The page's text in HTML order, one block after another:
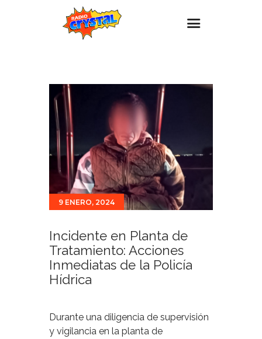
Estaciones
Eventos
Promociones
Noticias
Para ti
Contacto
9 ENERO, 2024
Incidente en Planta de
Tratamiento: Acciones
Inmediatas de la Policía
Hídrica
Durante una diligencia de supervisión
y vigilancia en la planta de